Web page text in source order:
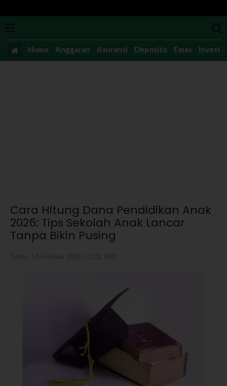
Home Anggaran Asuransi Deposito Emas
Cara Hitung Dana Pendidikan Anak
2026: Tips Sekolah Anak Lancar
Tanpa Bikin Pusing